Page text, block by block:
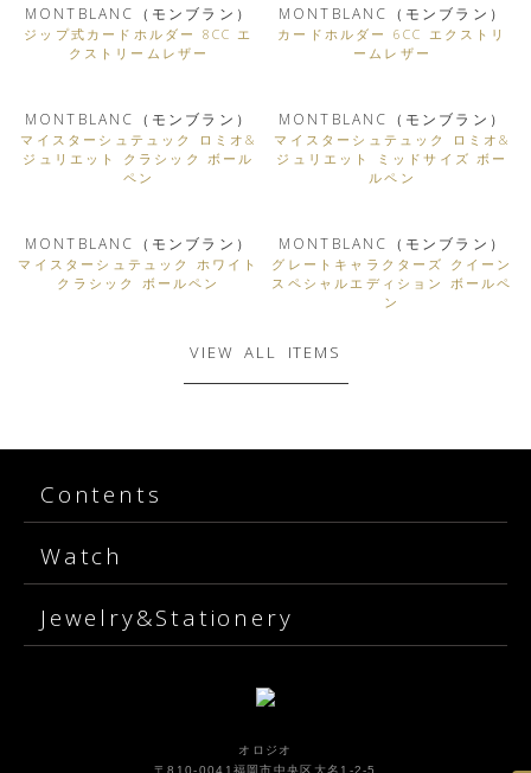
MONTBLANC（モンブラン）
ジップ式カードホルダー 8CC エ
クストリームレザー
MONTBLANC（モンブラン）
カードホルダー 6CC エクストリ
ームレザー
MONTBLANC（モンブラン）
マイスターシュテュック ロミオ&
ジュリエット クラシック ボール
ペン
MONTBLANC（モンブラン）
マイスターシュテュック ロミオ&
ジュリエット ミッドサイズ ボー
ルペン
MONTBLANC（モンブラン）
マイスターシュテュック ホワイト
クラシック ボールペン
MONTBLANC（モンブラン）
グレートキャラクターズ クイーン
スペシャルエディション ボールペ
ン
VIEW ALL ITEMS
Contents
Watch
Jewelry&Stationery
オロジオ
〒810-0041福岡市中央区大名1-2-5